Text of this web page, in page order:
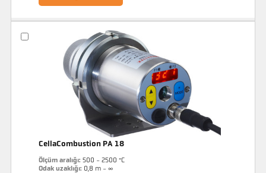
CellaCombustion PA 18
Ölçüm aralığı: 500 - 2500 °C
Odak uzaklığı: 0,8 m - ∞